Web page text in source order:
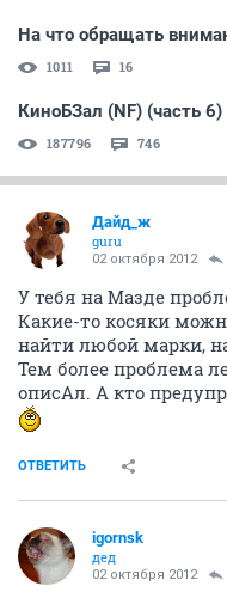
На что обращать
1011 16
КиноБЗал (NF) (часть 6)
187796 746
Дайд_ж
guru
02 октября 2012
У тебя на Мазде
Какие-то косяки
найти любой марки,
Тем более проблема
описАл. А кто
ОТВЕТИТЬ
igornsk
дед
02 октября 2012